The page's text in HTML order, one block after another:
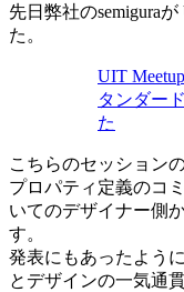
先日弊社のsemigura
た。
UIT
タンダー
た
こちらのセッション
プロパティ定義のコ
いてのデザイナー側
す。
発表にもあったよう
とデザインの一気通